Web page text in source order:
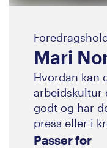
Mari
Hvordan kan
arbeidskultur
godt og har
press eller i
Passer for